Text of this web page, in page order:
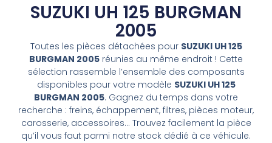
SUZUKI UH 125 BURGMAN
2005
Toutes les pièces détachées pour SUZUKI UH 125
BURGMAN 2005 réunies au même endroit ! Cette
sélection rassemble l’ensemble des composants
disponibles pour votre modèle SUZUKI UH 125
BURGMAN 2005. Gagnez du temps dans votre
recherche : freins, échappement, filtres, pièces moteur,
carosserie, accessoires… Trouvez facilement la pièce
qu’il vous faut parmi notre stock dédié à ce véhicule.